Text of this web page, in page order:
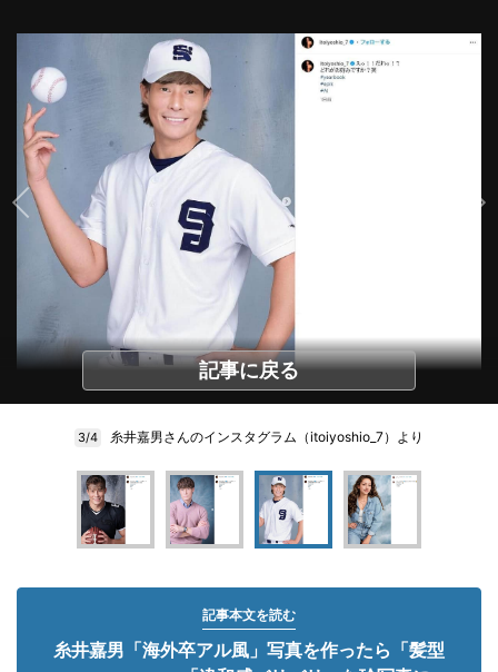
記事に戻る
3/4 糸井嘉男さんのインスタグラム（itoiyoshio_7）より
記事本文を読む
糸井嘉男「海外卒アル風」写真を作ったら「髪型